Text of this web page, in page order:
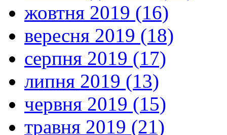
жовтня 2019 (16)
вересня 2019 (18)
серпня 2019 (17)
липня 2019 (13)
червня 2019 (15)
травня 2019 (21)